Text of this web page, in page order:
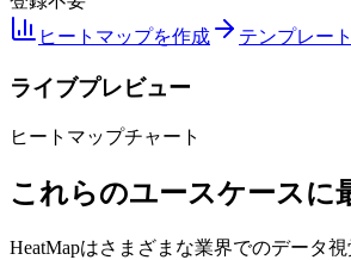
ヒートマップを作成
テンプレー
ライブプレビュー
ヒートマップチャート
これらのユースケースに
HeatMapはさまざまな業界でのデータ